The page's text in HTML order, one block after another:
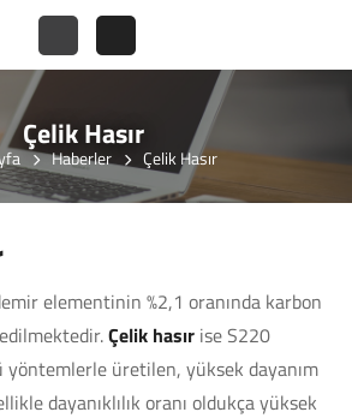
Çelik Hasır
Haberler Çelik Hasır
elementinin %2,1 oranında karbon
Çelik hasır ise S220
yöntemlerle üretilen, yüksek dayanım
dayanıklılık oranı oldukça yüksek